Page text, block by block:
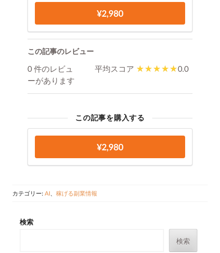
¥2,980
この記事のレビュー
0 件のレビュ
ーがあります
平均スコア 0.0
この記事を購入する
¥2,980
カテゴリー: AI、 稼げる副業情報
検索
検索